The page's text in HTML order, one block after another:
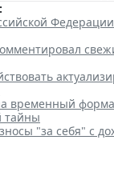
Федерации
временный
тайны
"за себя" с